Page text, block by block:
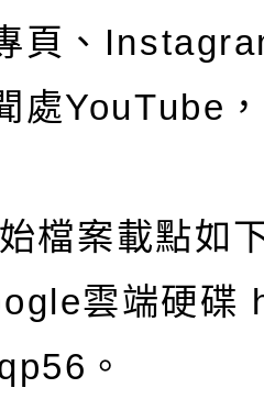
頁、
處YouTube
檔案載點如
雲端硬碟
。